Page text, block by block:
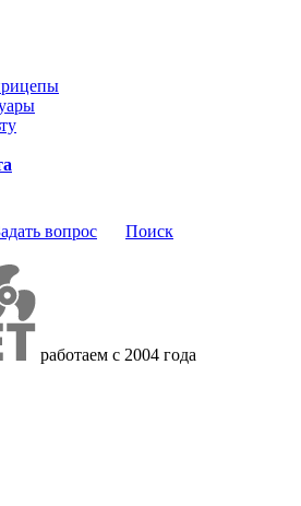
вопрос Поиск
работаем с 2004 года